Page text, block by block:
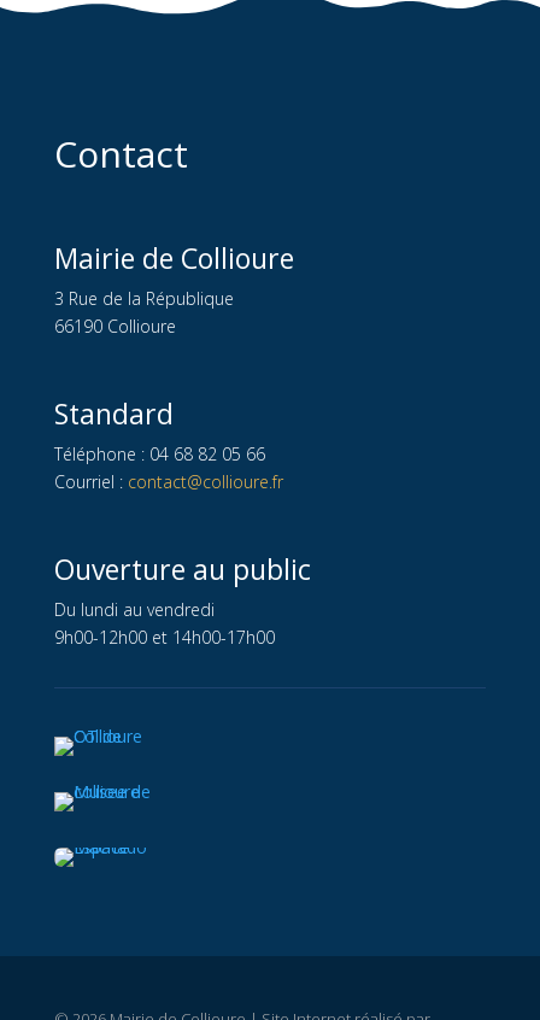
Contact
Mairie de Collioure
3 Rue de la République
66190 Collioure
Standard
Téléphone : 04 68 82 05 66
Courriel : contact@collioure.fr
Ouverture au public
Du lundi au vendredi
9h00-12h00 et 14h00-17h00